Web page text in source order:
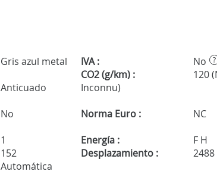
Gris azul metal IVA : No ?
Anticuado
CO2 (g/km) :
120
Inconnu)
No Norma Euro :
NC
1 Energía :
F H
152 Desplazamiento :
2488
Automática